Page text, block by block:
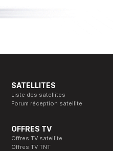
SATELLITES
Liste des satellites
Forum réception satellite
OFFRES TV
Offres TV satellite
Offres TV TNT